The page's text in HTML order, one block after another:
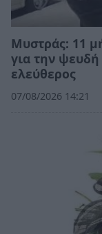
Μυστράς: 11
για την
ελεύθερος
07/08/2026 14:21